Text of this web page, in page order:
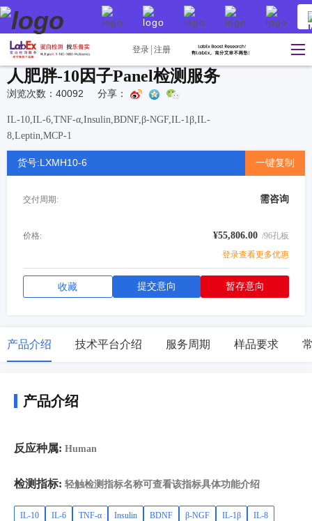
登录 注册
人肥胖-10因子Panel检测服务
浏览次数：40092 分享：
IL-10,IL-6,TNF-α,Insulin,BDNF,β-NGF,IL-1β,IL-
8,Leptin,MCP-1
货号:LXMH10-6 一键复制
交付周期: 需咨询
价格: ¥55,806.00 /96孔板
登录查看更多优惠
收藏 提交意向 暂存意向
产品介绍 技术平台介绍 服务周期 样品要求
产品介绍
反应种属: Human
检测指标: 轻触检测指标名称可查看该指标具体功能介绍
IL-10 IL-6 TNF-α Insulin BDNF β-NGF IL-1β
IL-8